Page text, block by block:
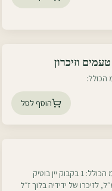
וזיכרון
הוסף לסל
מארז קופסא מעוצב במידות 26/35/10 ס״מ הכולל: 1 בקבוק יין בוטיק
סירה,יקב תשבי, 750 מ״ל, לזיכרו של ידידיה בלוך ז״ל